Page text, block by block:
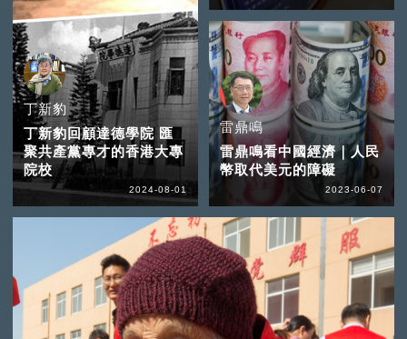
丁新豹
丁新豹回顧達德學院 匯
聚共產黨專才的香港大專
院校
2024-08-01
雷鼎鳴
雷鼎鳴看中國經濟｜人民
幣取代美元的障礙
2023-06-07